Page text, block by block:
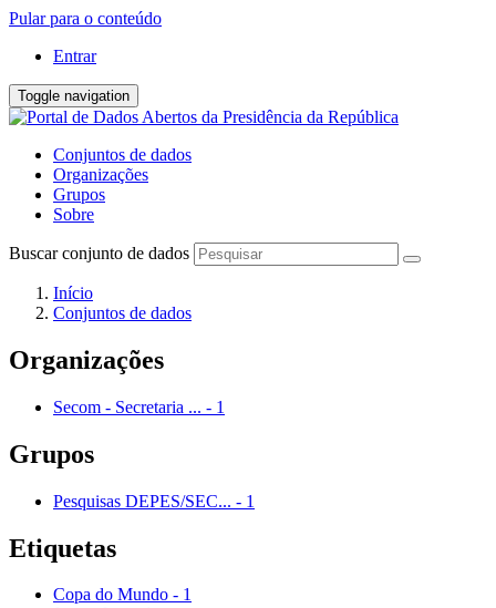
Pular para o conteúdo
Entrar
Toggle navigation
Conjuntos de dados
Organizações
Grupos
Sobre
Buscar conjunto de dados
Início
Conjuntos de dados
Organizações
Secom - Secretaria ... - 1
Grupos
Pesquisas DEPES/SEC... - 1
Etiquetas
Copa do Mundo - 1